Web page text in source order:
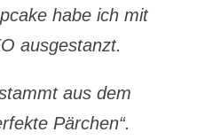
habe ich mit
ausgestanzt.
aus dem
Pärchen“.